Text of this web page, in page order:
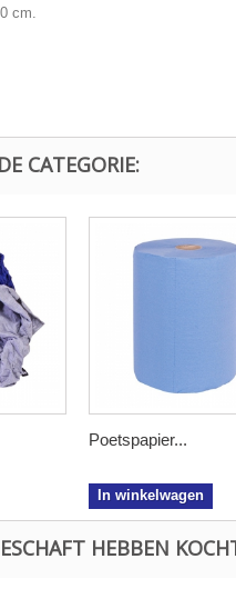
cm.
CATEGORIE:
Poetspapier...
In winkelwagen
HEBBEN